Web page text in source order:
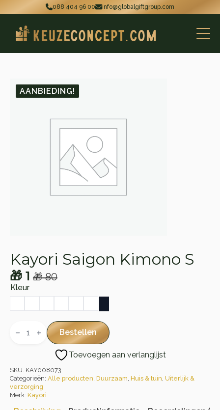
088 404 96 00 info@globalgiftgroup.com
AANBIEDING!
Kayori Saigon Kimono S
🎁80
Oorspronkelijke
prijs
was:
🎁 80.
🎁 1
Huidige
prijs
is:
🎁 1.
Kleur
Saigon
Bestellen
Toevoegen aan verlanglijst
SKU: KAY008073
Categorieën: Alle producten Duurzaam Huis & tuin Uiterlijk &
verzorging
Merk: Kayori